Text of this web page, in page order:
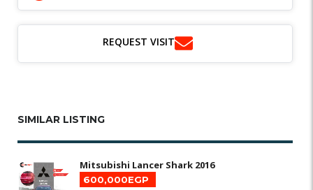
REQUEST VISIT
SIMILAR LISTING
Mitsubishi Lancer Shark 2016
600,000EGP